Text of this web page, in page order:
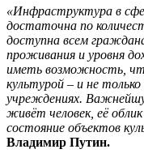
«Инфраструктура в
достаточна по
доступна всем
проживания и уровня
иметь возможность,
культурой – и не
учреждениях.
живёт человек, её
состояние объектов
Владимир Путин.